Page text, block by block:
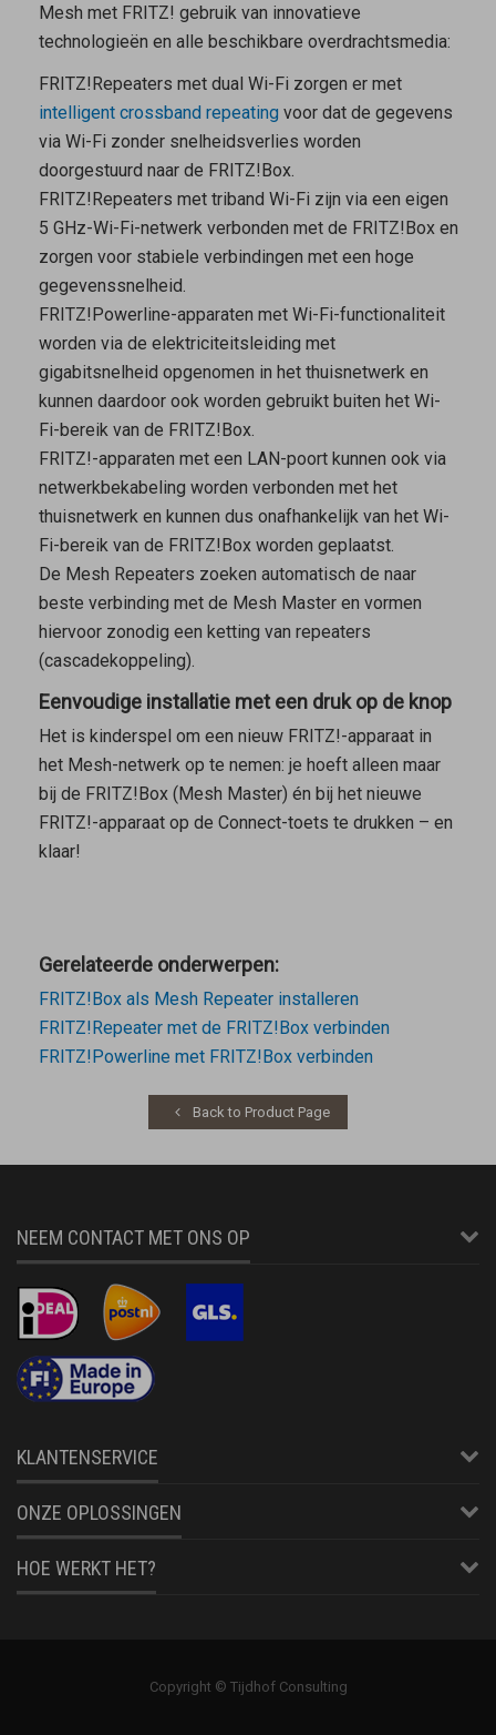
Mesh met FRITZ! gebruik van innovatieve
technologieën en alle beschikbare overdrachtsmedia:
FRITZ!Repeaters met dual Wi-Fi zorgen er met
intelligent crossband repeating voor dat de gegevens
via Wi-Fi zonder snelheidsverlies worden
doorgestuurd naar de FRITZ!Box.
FRITZ!Repeaters met triband Wi-Fi zijn via een eigen
5 GHz-Wi-Fi-netwerk verbonden met de FRITZ!Box en
zorgen voor stabiele verbindingen met een hoge
gegevenssnelheid.
FRITZ!Powerline-apparaten met Wi-Fi-functionaliteit
worden via de elektriciteitsleiding met
gigabitsnelheid opgenomen in het thuisnetwerk en
kunnen daardoor ook worden gebruikt buiten het Wi-
Fi-bereik van de FRITZ!Box.
FRITZ!-apparaten met een LAN-poort kunnen ook via
netwerkbekabeling worden verbonden met het
thuisnetwerk en kunnen dus onafhankelijk van het Wi-
Fi-bereik van de FRITZ!Box worden geplaatst.
De Mesh Repeaters zoeken automatisch de naar
beste verbinding met de Mesh Masteren vormen
hiervoor zonodig een ketting van repeaters
(cascadekoppeling).
Eenvoudige installatie met een druk op de knop
Het is kinderspel om een nieuw FRITZ!-apparaat in
het Mesh-netwerk op te nemen: je hoeft alleen maar
bij de FRITZ!Box ( Mesh Master) én bij het nieuwe
FRITZ!-apparaat op de Connect-toets te drukken – en
klaar!
Gerelateerde onderwerpen:
FRITZ!Box als Mesh Repeater installeren
FRITZ!Repeater met de FRITZ!Box verbinden
FRITZ!Powerline met FRITZ!Box verbinden
Back to Product Page
NEEM CONTACT MET ONS OP
KLANTENSERVICE
ONZE OPLOSSINGEN
HOE WERKT HET?
Copyright © Tijdhof Consulting